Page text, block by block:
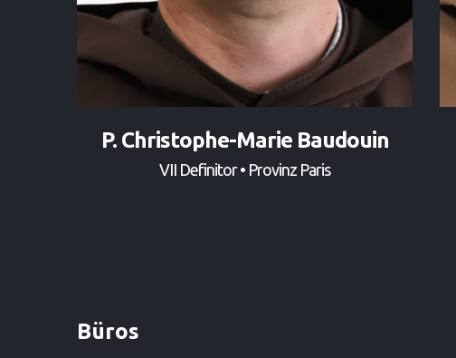
P. Christophe-Marie Baudouin
VII Definitor • Provinz Paris
Büros